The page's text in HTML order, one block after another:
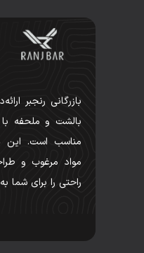
بازرگانی رنجبر
بالشت و ملحفه
مناسب است. این
مواد مرغوب و
راحتی را برای شما